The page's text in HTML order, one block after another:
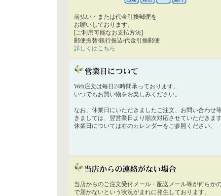
前払い・または代金引換郵便を
お願いしております。
[ご利用可能なお支払方法]
郵便振替/銀行振込/代金引換郵便
詳しくはこちら
Web注文は毎日24時間承っております。
いつでもお買い物をお楽しみください。
なお、休業日にいただきましたご注文、お問い合わせ
きましては、翌営業日より順次対応させていただきま
休業日については右のカレンダーをご参照ください。
当店からのご注文受付メール・配送メール等が何らか
で届かないという状況がまれに発生しております。